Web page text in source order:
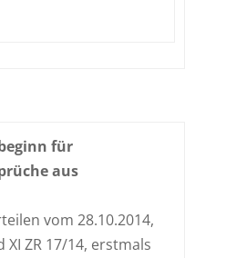
für
aus
vom 28.10.2014,
XI ZR 17/14, erstmals